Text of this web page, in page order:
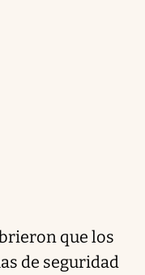
que los
de seguridad